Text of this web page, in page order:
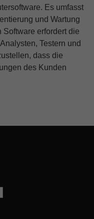
Es umfasst
und Wartung
erfordert die
Testern und
dass die
des Kunden